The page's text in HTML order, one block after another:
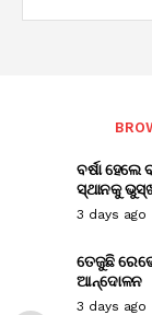
ବର୍ଷା
ସ୍ଥାନକୁ
3 days ago
ତେଜୁଛି
ଆନ୍ଦୋଳନ
3 days ago